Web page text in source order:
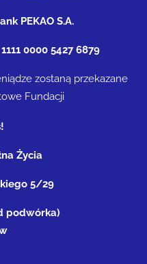
PEKAO S.A.
0000 5427 6879
zostaną przekazane
Fundacji
Życia
5/29
podwórka)